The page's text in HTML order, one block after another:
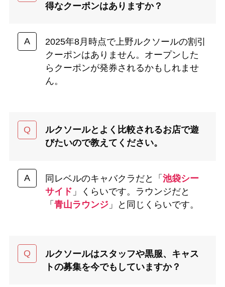
得なクーポンはありますか？
2025年8月時点で上野ルクソールの割引
クーポンはありません。オープンした
らクーポンが発券されるかもしれませ
ん。
ルクソールとよく比較されるお店で遊
びたいので教えてください。
同レベルのキャバクラだと「 池袋シー
サイド 」くらいです。ラウンジだと
「 青山ラウンジ」と同じくらいです。
ルクソールはスタッフや黒服、キャス
トの募集を今でもしていますか？